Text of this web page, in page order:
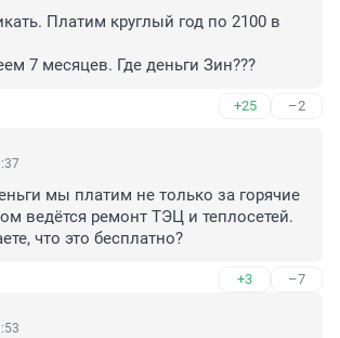
Платим круглый год по 2100 в
7 месяцев. Где деньги Зин???
+25 –2
мы платим не только за горячие
ведётся ремонт ТЭЦ и теплосетей.
что это бесплатно?
+3 –7